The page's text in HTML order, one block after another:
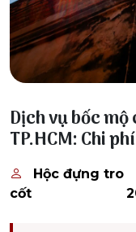
Dịch vụ bốc
TP.HCM: Chi
Hộc đựng tro
cốt